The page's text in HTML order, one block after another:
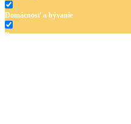
Domácnosť a bývanie
Doprava